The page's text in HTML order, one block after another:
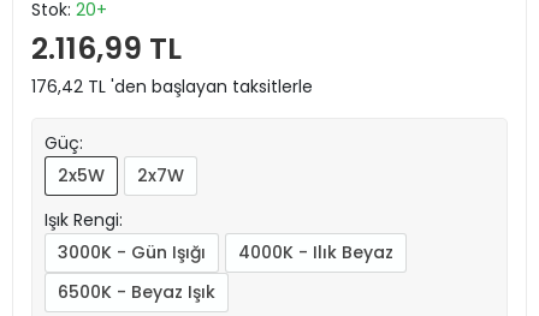
Stok: 20+
2.116,99 TL
176,42 TL 'den başlayan taksitlerle
Güç:
2x5W
2x7W
Işık Rengi:
3000K - Gün Işığı
4000K - Ilık Beyaz
6500K - Beyaz Işık